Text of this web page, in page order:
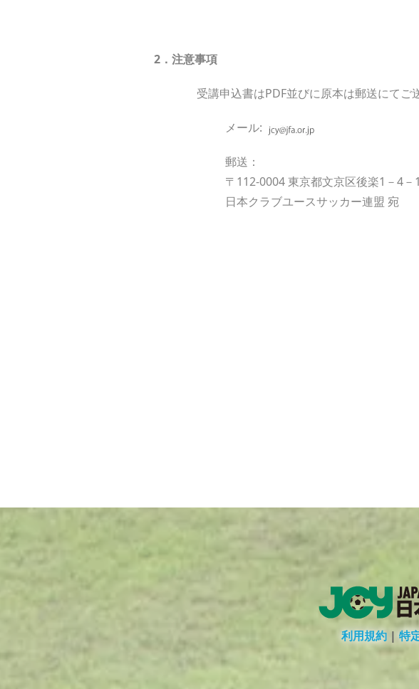
2．注意事項
受講申込書はPDF並びに原本は郵送にてご
メール:
郵送：
〒112-0004 東京都文京区後楽1－4
日本クラブユースサッカー連盟 宛
利用規約 | 特